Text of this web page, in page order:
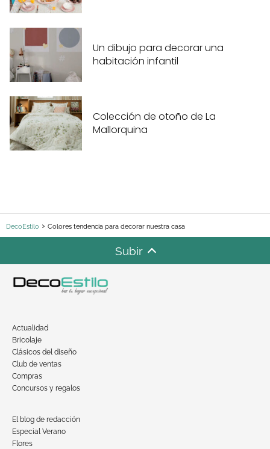
Un dibujo para decorar una
habitación infantil
Colección de otoño de La
Mallorquina
DecoEstilo Colores tendencia para decorar nuestra casa
Subir
Actualidad
Bricolaje
Clásicos del diseño
Club de ventas
Compras
Concursos y regalos
El blog de redacción
Especial Verano
Flores